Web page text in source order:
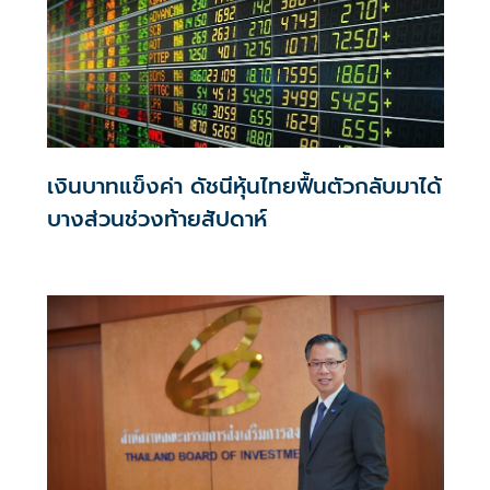
เงินบาทแข็งค่า ดัชนีหุ้นไทยฟื้นตัวกลับมาได้
บางส่วนช่วงท้ายสัปดาห์